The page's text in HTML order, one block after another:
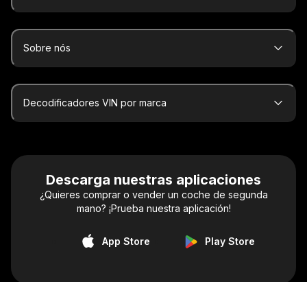
Sobre nós
Decodificadores VIN por marca
Descarga nuestras aplicaciones
¿Quieres comprar o vender un coche de segunda
mano? ¡Prueba nuestra aplicación!
App Store Play Store